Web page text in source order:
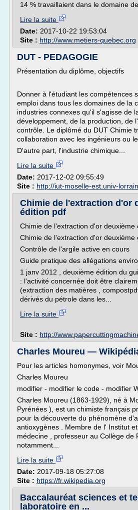
14 % travaillaient dans le domaine
Lire la suite
Date: 2017-10-22 19:53:04
Site : http://www.metiers-quebec.org
DUT - PEDAGOGIE
Présentation du diplôme, objectifs
Donner à l'étudiant les compétences
emploi dans tous les domaines de la
industries connexes qu'il s'agisse de
développement, de la production, de
contrôle. Le diplômé du DUT Chimie
collaboration avec les ingénieurs ou
D'autre part, l'industrie chimique...
Lire la suite
Date: 2017-12-02 09:55:49
Site : http://iut-moselle-est.univ-
Chimie de l'extraction d'or
édition pdf
Chimie de l'extraction d'or deuxième
Chimie de l'extraction d'or deuxième
Contrôle de l'argile active en cours
Guide pratique des allégations
1 janv 2012 , deuxième édition du
: l'activité concernée doit être
(extraction des matières ,
dérivés du pétrole dans les...
Lire la suite
Site : http://
Charles Moureu —
Pour les articles homonymes, voir
Charles Moureu
modifier - modifier le code - modifier
Charles Moureu (1863-1929), né à
Pyrénées ), est un chimiste français
pour la découverte du phénomène
antioxygènes . Membre de l' Institut
médecine , professeur au Collège de
notamment...
Lire la suite
Date: 2017-09-18 05:27:08
Site : https://fr.wikipedia.org
Baccalauréat sciences et
laboratoire en ...